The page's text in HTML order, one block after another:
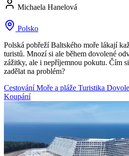
Michaela Hanelová
Polsko
Polská pobřeží Baltského moře lákají
turistů. Mnozí si ale během dovolené
zážitky, ale i nepříjemnou pokutu. Čím
zadělat na problém?
CestováníMoře a pláže Turistika
Koupání